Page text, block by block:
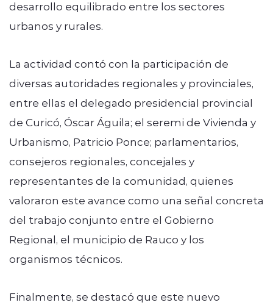
desarrollo equilibrado entre los sectores
urbanos y rurales.
La actividad contó con la participación de
diversas autoridades regionales y provinciales,
entre ellas el delegado presidencial provincial
de Curicó, Óscar Águila; el seremi de Vivienda y
Urbanismo, Patricio Ponce; parlamentarios,
consejeros regionales, concejales y
representantes de la comunidad, quienes
valoraron este avance como una señal concreta
del trabajo conjunto entre el Gobierno
Regional, el municipio de Rauco y los
organismos técnicos.
Finalmente, se destacó que este nuevo